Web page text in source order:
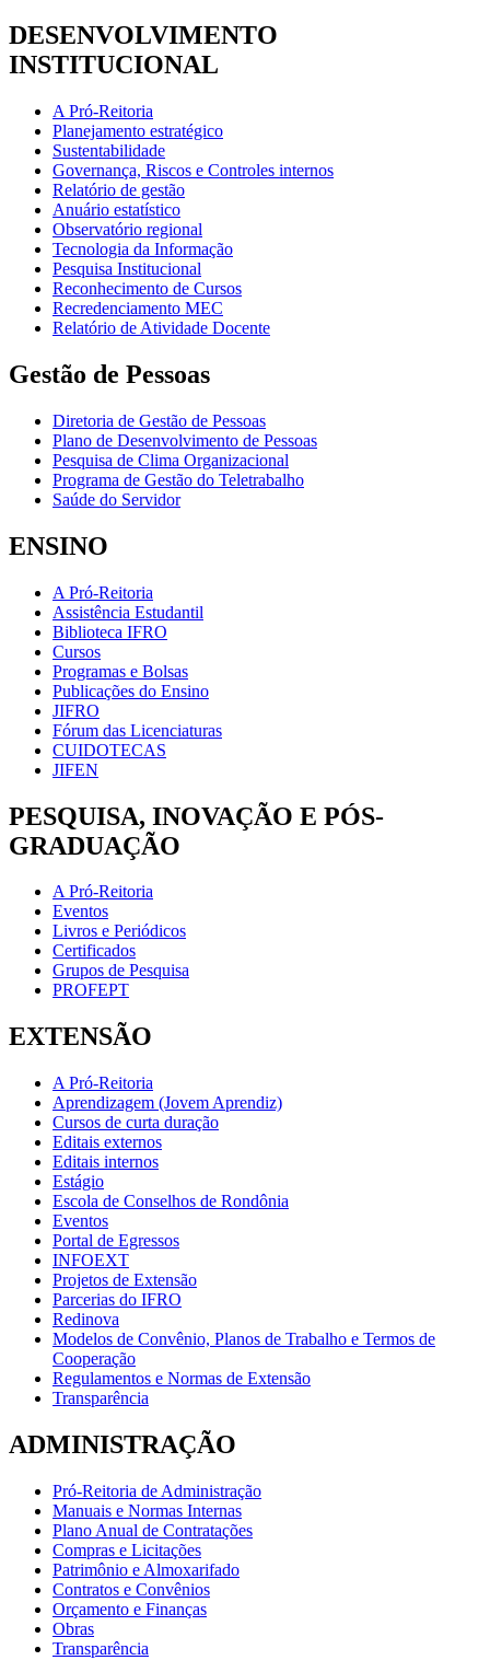
DESENVOLVIMENTO
INSTITUCIONAL
A Pró-Reitoria
Planejamento estratégico
Sustentabilidade
Governança, Riscos e Controles internos
Relatório de gestão
Anuário estatístico
Observatório regional
Tecnologia da Informação
Pesquisa Institucional
Reconhecimento de Cursos
Recredenciamento MEC
Relatório de Atividade Docente
Gestão de Pessoas
Diretoria de Gestão de Pessoas
Plano de Desenvolvimento de Pessoas
Pesquisa de Clima Organizacional
Programa de Gestão do Teletrabalho
Saúde do Servidor
ENSINO
A Pró-Reitoria
Assistência Estudantil
Biblioteca IFRO
Cursos
Programas e Bolsas
Publicações do Ensino
JIFRO
Fórum das Licenciaturas
CUIDOTECAS
JIFEN
PESQUISA, INOVAÇÃO E PÓS-
GRADUAÇÃO
A Pró-Reitoria
Eventos
Livros e Periódicos
Certificados
Grupos de Pesquisa
PROFEPT
EXTENSÃO
A Pró-Reitoria
Aprendizagem (Jovem Aprendiz)
Cursos de curta duração
Editais externos
Editais internos
Estágio
Escola de Conselhos de Rondônia
Eventos
Portal de Egressos
INFOEXT
Projetos de Extensão
Parcerias do IFRO
Redinova
Modelos de Convênio, Planos de Trabalho e Termos de
Cooperação
Regulamentos e Normas de Extensão
Transparência
ADMINISTRAÇÃO
Pró-Reitoria de Administração
Manuais e Normas Internas
Plano Anual de Contratações
Compras e Licitações
Patrimônio e Almoxarifado
Contratos e Convênios
Orçamento e Finanças
Obras
Transparência